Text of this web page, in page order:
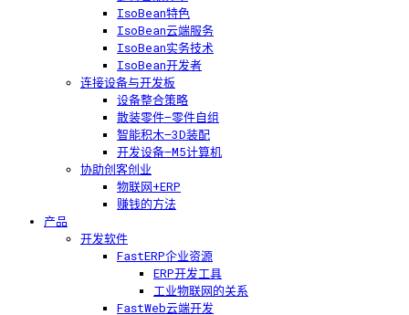
IsoBean特色
IsoBean云端服务
IsoBean实务技术
IsoBean开发者
连接设备与开发板
设备整合策略
散装零件—零件自组
智能积木—3D装配
开发设备—M5计算机
协助创客创业
物联网+ERP
赚钱的方法
产品
开发软件
FastERP企业资源
ERP开发工具
工业物联网的关系
FastWeb云端开发